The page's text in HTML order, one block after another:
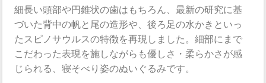
細長い頭部や円錐状の歯はもちろん、最新の研究に基
づいた背中の帆と尾の造形や、後ろ足の水かきといっ
たスピノサウルスの特徴を再現しました。細部にまで
こだわった表現を施しながらも優しさ・柔らかさが感
じられる、寝そべり姿のぬいぐるみです。